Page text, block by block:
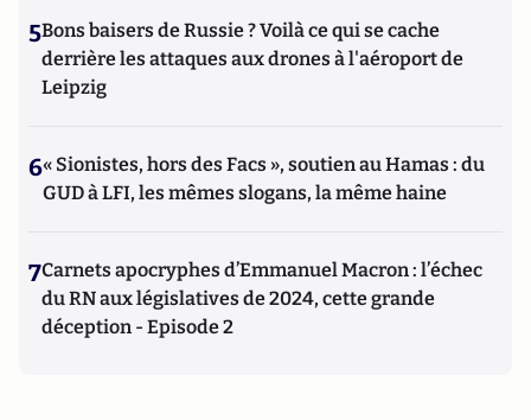
5Bons baisers de Russie ? Voilà ce qui se cache
derrière les attaques aux drones à l'aéroport de
Leipzig
6« Sionistes, hors des Facs », soutien au Hamas : du
GUD à LFI, les mêmes slogans, la même haine
7Carnets apocryphes d’Emmanuel Macron : l’échec
du RN aux législatives de 2024, cette grande
déception - Episode 2